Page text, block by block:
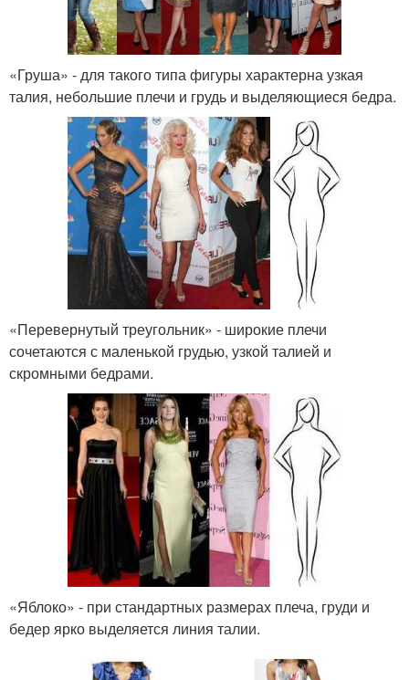
«Груша» - для такого типа фигуры характерна узкая
талия, небольшие плечи и грудь и выделяющиеся бедра.
«Перевернутый треугольник» - широкие плечи
сочетаются с маленькой грудью, узкой талией и
скромными бедрами.
«Яблоко» - при стандартных размерах плеча, груди и
бедер ярко выделяется линия талии.